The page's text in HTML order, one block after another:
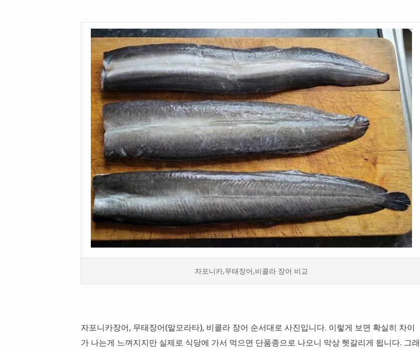
자포니카,무태장어,비콜라 장어 비교
자포니카장어, 무태장어(말모라타), 비콜라 장어 순서대로 사진입니다. 이렇게 보면 확실히 차이
가 나는게 느껴지지만 실제로 식당에 가서 먹으면 단품종으로 나오니 막상 헷갈리게 됩니다. 그래